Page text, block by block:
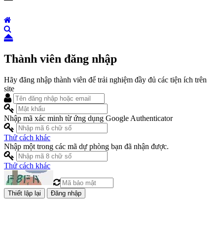
Thành viên đăng nhập
Hãy đăng nhập thành viên để trải nghiệm đầy đủ các tiện ích trên
site
Nhập mã xác minh từ ứng dụng Google Authenticator
Thử cách khác
Nhập một trong các mã dự phòng bạn đã nhận được.
Thử cách khác
Đăng nhập